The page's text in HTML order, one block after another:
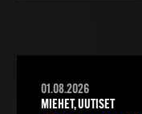
01.08.2026
MIEHET, UUTISET